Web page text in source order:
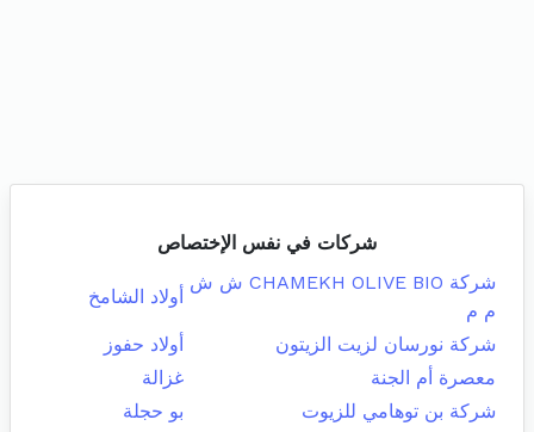
شركات في نفس الإختصاص
شركة CHAMEKH OLIVE BIO ش ش
م م
أولاد الشامخ
شركة نورسان لزيت الزيتون
أولاد حفوز
معصرة أم الجنة
غزالة
شركة بن توهامي للزيوت
بو حجلة